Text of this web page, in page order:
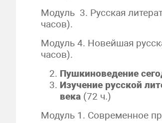
Модуль 3. Русская
часов).
Модуль 4. Новейшая
часов).
Пушкиноведение
Изучение русской
века (72 ч.)
Модуль 1. Современное